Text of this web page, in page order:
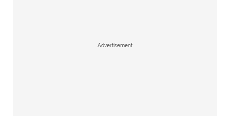
Advertisement